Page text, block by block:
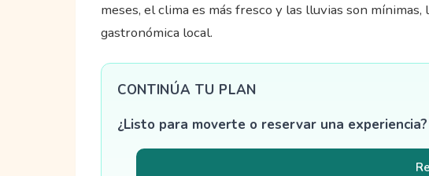
meses, el clima es más fresco y las lluvias son
gastronómica local.
CONTINÚA TU PLAN
¿Listo para moverte o reservar una experiencia?